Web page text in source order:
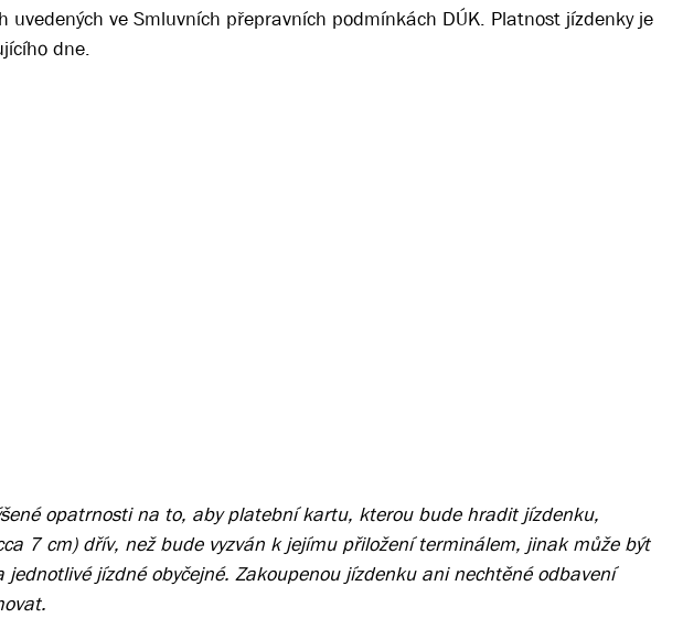
ve Smluvních přepravních podmínkách DÚK. Platnost jízdenky je
dne.
opatrnosti na to, aby platební kartu, kterou bude hradit jízdenku,
7 cm) dřív, než bude vyzván k jejímu přiložení terminálem, jinak může být
jízdné obyčejné. Zakoupenou jízdenku ani nechtěné odbavení